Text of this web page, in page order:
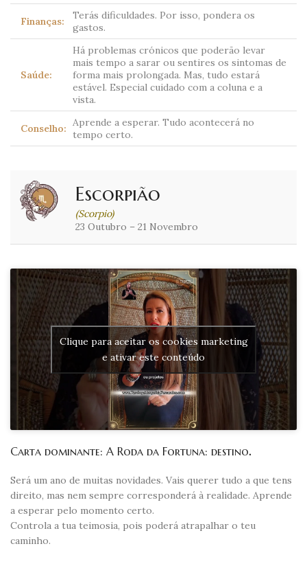
Finanças:
Terás dificuldades. Por isso, pondera os
gastos.
Saúde:
Há problemas crónicos que poderão levar
mais tempo a sarar ou sentires os sintomas de
forma mais prolongada. Mas, tudo estará
estável. Especial cuidado com a coluna e a
vista.
Conselho: Aprende a esperar. Tudo acontecerá no
tempo certo.
Escorpião
(Scorpio)
23 Outubro – 21 Novembro
Clique para aceitar os cookies marketing
e ativar este conteúdo
Carta dominante: A Roda da Fortuna: destino.
Será um ano de muitas novidades. Vais querer tudo a que tens
direito, mas nem sempre corresponderá à realidade. Aprende
a esperar pelo momento certo.
Controla a tua teimosia, pois poderá atrapalhar o teu
caminho.